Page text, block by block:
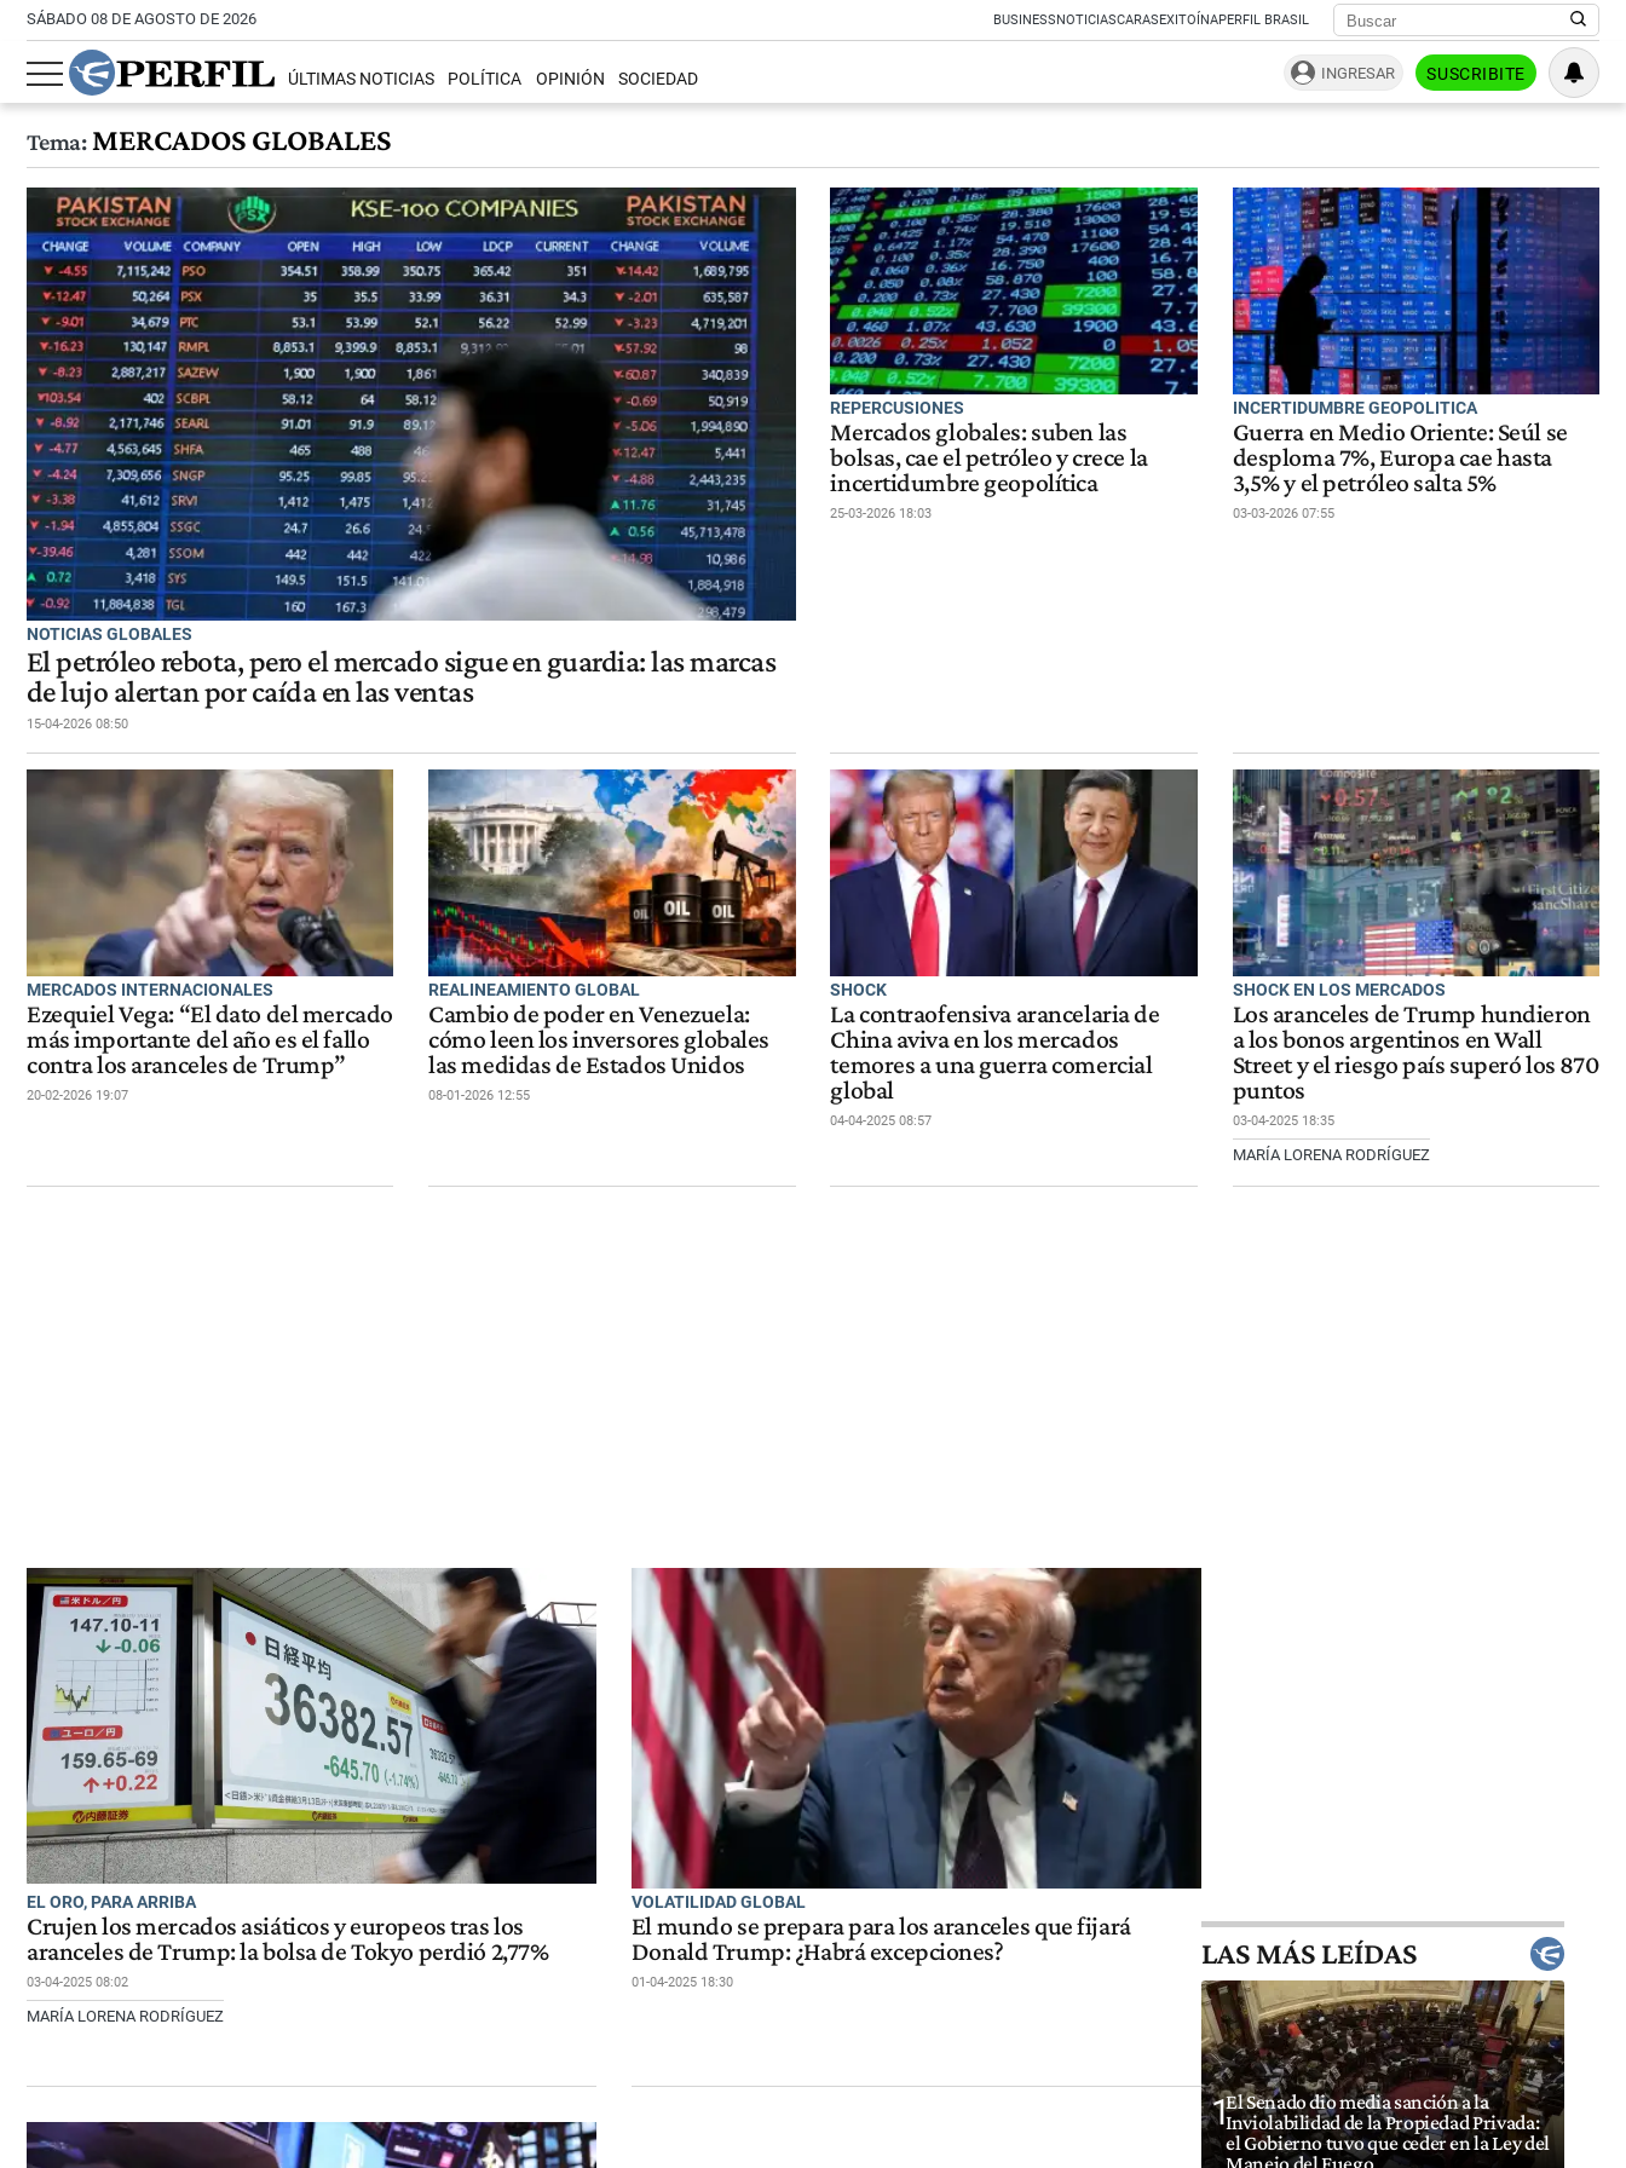
SÁBADO 08 DE AGOSTO DE 2026 BUSINESSNOTICIASCARASEXITOÍNAPERFIL BRASIL
ÚLTIMAS NOTICIAS POLÍTICA OPINIÓN SOCIEDAD INGRESAR SUSCRIBITE
Tema:MERCADOS GLOBALES
NOTICIAS GLOBALES
El petróleo rebota, pero el mercado sigue en guardia: las marcas
de lujo alertan por caída en las ventas
15-04-2026 08:50
REPERCUSIONES
Mercados globales: suben las
bolsas, cae el petróleo y crece la
incertidumbre geopolítica
25-03-2026 18:03
INCERTIDUMBRE GEOPOLITICA
Guerra en Medio Oriente: Seúl se
desploma 7%, Europa cae hasta
3,5% y el petróleo salta 5%
03-03-2026 07:55
MERCADOS INTERNACIONALES
Ezequiel Vega: “El dato del mercado
más importante del año es el fallo
contra los aranceles de Trump”
20-02-2026 19:07
REALINEAMIENTO GLOBAL
Cambio de poder en Venezuela:
cómo leen los inversores globales
las medidas de Estados Unidos
08-01-2026 12:55
SHOCK
La contraofensiva arancelaria de
China aviva en los mercados
temores a una guerra comercial
global
04-04-2025 08:57
SHOCK EN LOS MERCADOS
Los aranceles de Trump hundieron
a los bonos argentinos en Wall
Street y el riesgo país superó los 870
puntos
03-04-2025 18:35
MARÍA LORENA RODRÍGUEZ
EL ORO, PARA ARRIBA
Crujen los mercados asiáticos y europeos tras los
aranceles de Trump: la bolsa de Tokyo perdió 2,77%
03-04-2025 08:02
MARÍA LORENA RODRÍGUEZ
VOLATILIDAD GLOBAL
El mundo se prepara para los aranceles que fijará
Donald Trump: ¿Habrá excepciones?
01-04-2025 18:30
LAS MÁS LEÍDAS
1El Senado dio media sanción a la
Inviolabilidad de la Propiedad Privada:
el Gobierno tuvo que ceder en la Ley del